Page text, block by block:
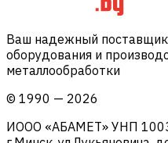
Ваш надежный
оборудования и
металлообработки
© 1990 — 2026
ИООО «АБАМЕТ» УНП